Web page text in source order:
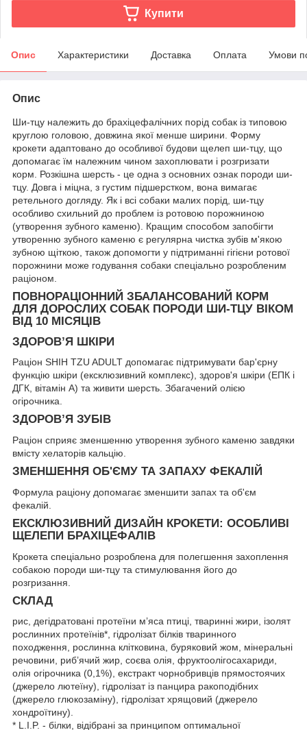
Купити
Опис Характеристики Доставка Оплата Умови
Опис
Ши-тцу належить до брахіцефалічних порід собак із типовою
круглою головою, довжина якої менше ширини. Форму
крокети адаптовано до особливої будови щелеп ши-тцу, що
допомагає їм належним чином захоплювати і розгризати
корм. Розкішна шерсть - це одна з основних ознак породи ши-
тцу. Довга і міцна, з густим підшерстком, вона вимагає
ретельного догляду. Як і всі собаки малих порід, ши-тцу
особливо схильний до проблем із ротовою порожниною
(утворення зубного каменю). Кращим способом запобігти
утворенню зубного каменю є регулярна чистка зубів м'якою
зубною щіткою, також допомогти у підтриманні гігієни ротової
порожнини може годування собаки спеціально розробленим
раціоном.
ПОВНОРАЦІОННИЙ ЗБАЛАНСОВАНИЙ КОРМ
ДЛЯ ДОРОСЛИХ СОБАК ПОРОДИ ШИ-ТЦУ ВІКОМ
ВІД 10 МІСЯЦІВ
ЗДОРОВ’Я ШКІРИ
Раціон SHIH TZU ADULT допомагає підтримувати бар'єрну
функцію шкіри (ексклюзивний комплекс), здоров'я шкіри (ЕПК і
ДГК, вітамін А) та живити шерсть. Збагачений олією
огірочника.
ЗДОРОВ’Я ЗУБІВ
Раціон сприяє зменшенню утворення зубного каменю завдяки
вмісту хелаторів кальцію.
ЗМЕНШЕННЯ ОБ'ЄМУ ТА ЗАПАХУ ФЕКАЛІЙ
Формула раціону допомагає зменшити запах та об'єм
фекалій.
ЕКСКЛЮЗИВНИЙ ДИЗАЙН КРОКЕТИ: ОСОБЛИВІ
ЩЕЛЕПИ БРАХІЦЕФАЛІВ
Крокета спеціально розроблена для полегшення захоплення
собакою породи ши-тцу та стимулювання його до
розгризання.
СКЛАД
рис, дегідратовані протеїни м’яса птиці, тваринні жири, ізолят
рослинних протеїнів*, гідролізат білків тваринного
походження, рослинна клітковина, буряковий жом, мінеральні
речовини, риб’ячий жир, соєва олія, фруктоолiгосахариди,
олія огірочника (0,1%), екстракт чорнобривців прямостоячих
(джерело лютеїну), гідролізат із панцира ракоподібних
(джерело глюкозаміну), гідролізат хрящовий (джерело
хондроїтину).
* L.I.P. - білки, відібрані за принципом оптимальної